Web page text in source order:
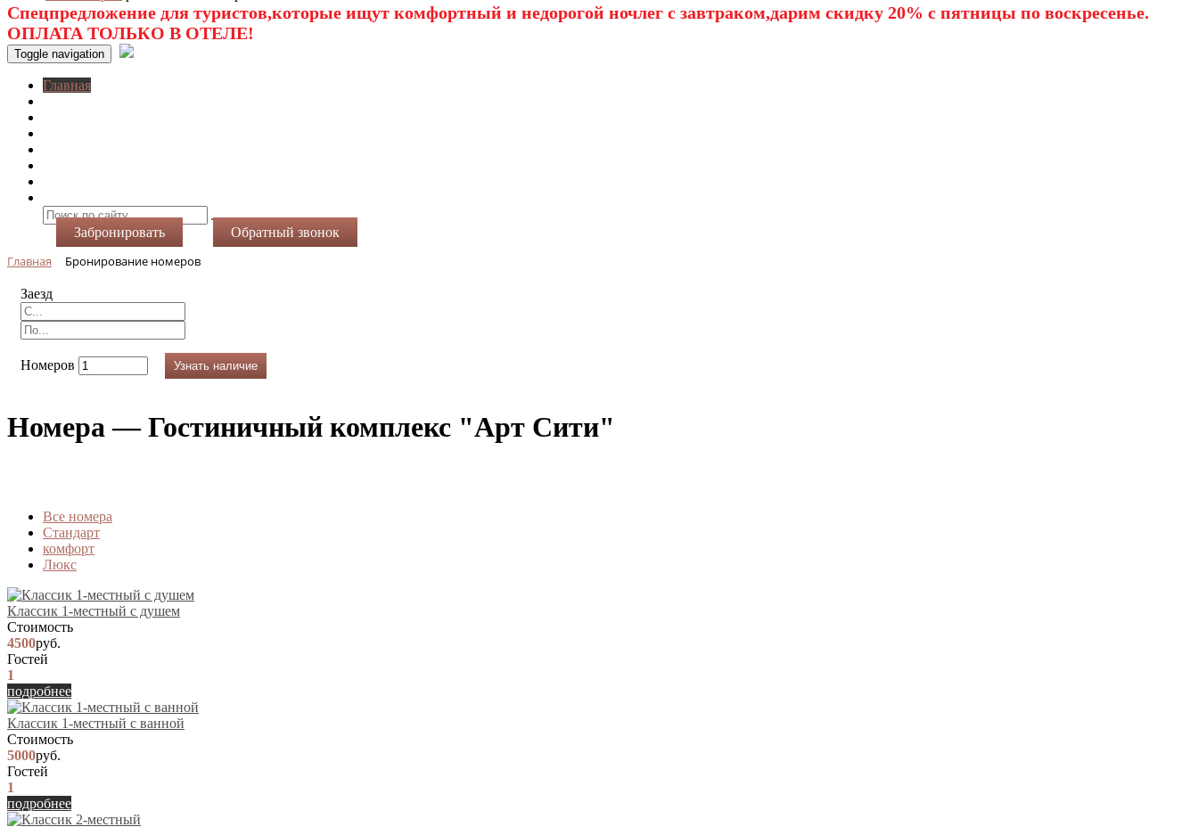
Спецпредложение для туристов,которые ищут комфортный и недорогой ночлег с завтраком,дарим скидку 20% с пятницы по воскресенье.
ОПЛАТА ТОЛЬКО В ОТЕЛЕ!
Toggle navigation
Главная
Забронировать Обратный звонок
Главная Бронирование номеров
Заезд
Номеров Узнать наличие
Номера — Гостиничный комплекс "Арт Сити"
Вcе номера
Стандарт
комфорт
Люкс
Классик 1-местный с душем
Стоимость
4500руб.
Гостей
1
подробнее
Классик 1-местный с ванной
Стоимость
5000руб.
Гостей
1
подробнее